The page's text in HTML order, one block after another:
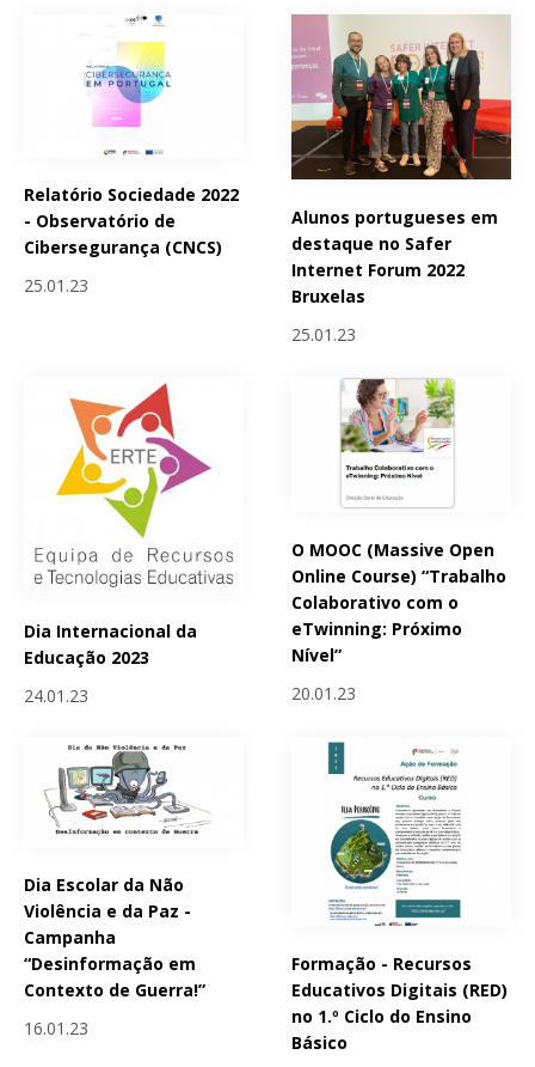
Relatório Sociedade 2022
- Observatório de
Cibersegurança (CNCS)
25.01.23
Alunos portugueses em
destaque no Safer
Internet Forum 2022
Bruxelas
25.01.23
Dia Internacional da
Educação 2023
24.01.23
O MOOC (Massive Open
Online Course) “Trabalho
Colaborativo com o
eTwinning: Próximo
Nível”
20.01.23
Dia Escolar da Não
Violência e da Paz -
Campanha
“Desinformação em
Contexto de Guerra!”
16.01.23
Formação - Recursos
Educativos Digitais (RED)
no 1.º Ciclo do Ensino
Básico